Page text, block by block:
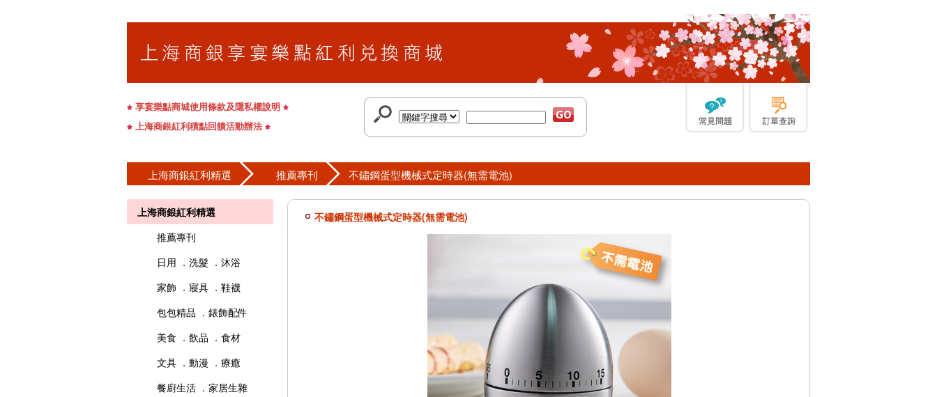
享宴樂點商城使用條款及隱私權說明
上海商銀紅利積點回饋活動辦法
上海商銀紅利精選 推薦專刊 不鏽鋼蛋型機械式定時器(無需電池)
上海商銀紅利精選
推薦專刊
日用 ．洗髮 ．沐浴
家飾 ．寢具 ．鞋襪
包包精品 ．錶飾配件
美食 ．飲品 ．食材
文具 ．動漫 ．療癒
餐廚生活 ．家居生雜
不鏽鋼蛋型機械式定時器(無需電池)